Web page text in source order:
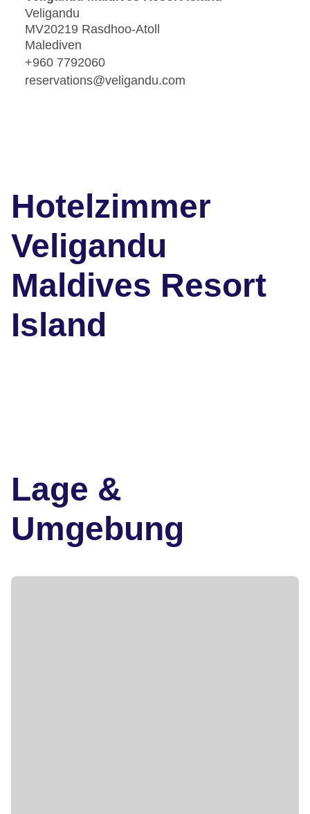
Veligandu
MV20219 Rasdhoo-Atoll
Malediven
+960 7792060
reservations@veligandu.com
Hotelzimmer
Veligandu
Maldives Resort
Island
Lage &
Umgebung